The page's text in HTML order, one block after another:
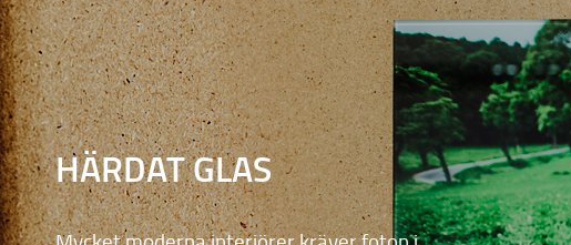
HÄRDAT GLAS